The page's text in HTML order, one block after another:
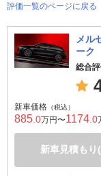
評価一覧のページに戻る
メル
ーク
総合
新車価格 （税込）
885 .0万円〜1174 .0
新車見積もり